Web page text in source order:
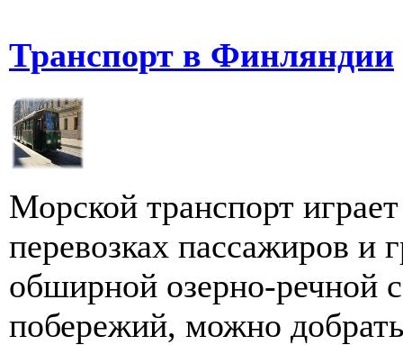
Транспорт в Финляндии
Морской транспорт
перевозках пассажиров и
обширной озерно-речной
побережий, можно